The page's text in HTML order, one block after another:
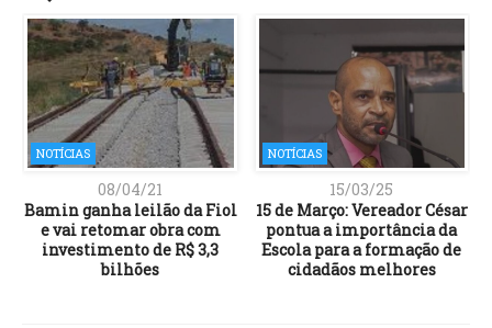
NOTÍCIAS
08/04/21
Bamin ganha leilão da Fiol
e vai retomar obra com
investimento de R$ 3,3
bilhões
NOTÍCIAS
15/03/25
15 de Março: Vereador César
pontua a importância da
Escola para a formação de
cidadãos melhores